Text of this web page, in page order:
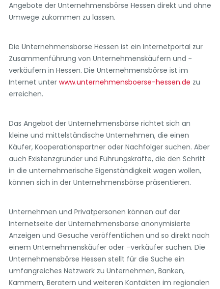
Angebote der Unternehmensbörse Hessen direkt und ohne
Umwege zukommen zu lassen.
Die Unternehmensbörse Hessen ist ein Internetportal zur
Zusammenführung von Unternehmenskäufern und -
verkäufern in Hessen. Die Unternehmensbörse ist im
Internet unter www.unternehmensboerse-hessen.de zu
erreichen.
Das Angebot der Unternehmensbörse richtet sich an
kleine und mittelständische Unternehmen, die einen
Käufer, Kooperationspartner oder Nachfolger suchen. Aber
auch Existenzgründer und Führungskräfte, die den Schritt
in die unternehmerische Eigenständigkeit wagen wollen,
können sich in der Unternehmensbörse präsentieren.
Unternehmen und Privatpersonen können auf der
Internetseite der Unternehmensbörse anonymisierte
Anzeigen und Gesuche veröffentlichen und so direkt nach
einem Unternehmenskäufer oder –verkäufer suchen. Die
Unternehmensbörse Hessen stellt für die Suche ein
umfangreiches Netzwerk zu Unternehmen, Banken,
Kammern, Beratern und weiteren Kontakten im regionalen